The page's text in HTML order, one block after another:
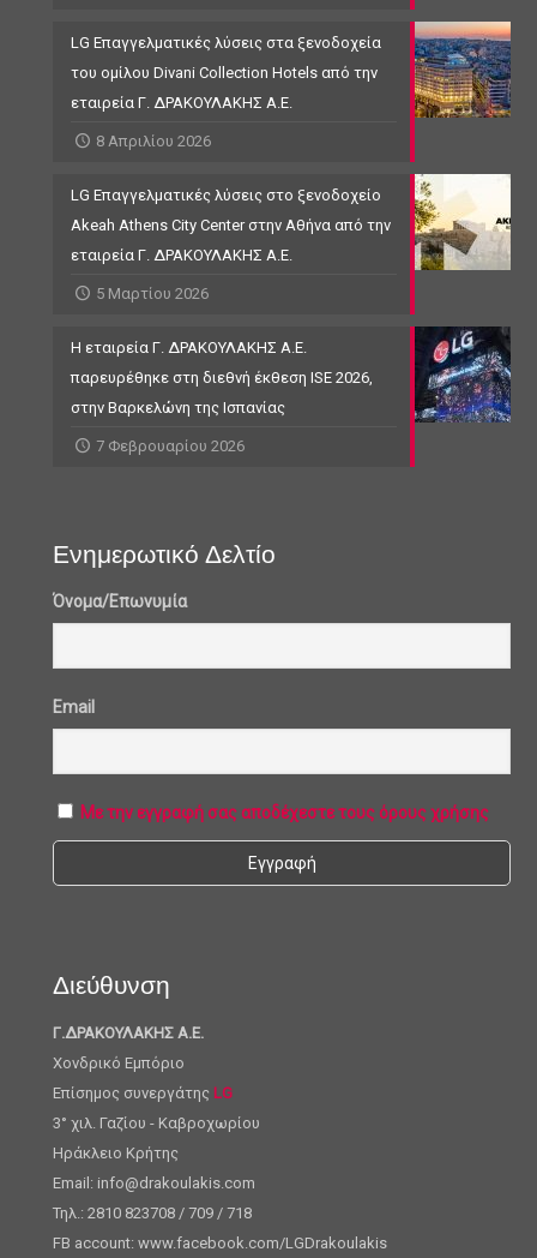
LG Επαγγελματικές λύσεις στα ξενοδοχεία
του ομίλου Divani Collection Hotels από την
εταιρεία Γ. ΔΡΑΚΟΥΛΑΚΗΣ Α.Ε.
8 Απριλίου 2026
LG Επαγγελματικές λύσεις στο ξενοδοχείο
Akeah Athens City Center στην Αθήνα από την
εταιρεία Γ. ΔΡΑΚΟΥΛΑΚΗΣ Α.Ε.
5 Μαρτίου 2026
Η εταιρεία Γ. ΔΡΑΚΟΥΛΑΚΗΣ Α.Ε.
παρευρέθηκε στη διεθνή έκθεση ISE 2026,
στην Βαρκελώνη της Ισπανίας
7 Φεβρουαρίου 2026
Ενημερωτικό Δελτίο
Όνομα/Επωνυμία
Email
Με την εγγραφή σας αποδέχεστε τους όρους χρήσης
Διεύθυνση
Γ.ΔΡΑΚΟΥΛΑΚΗΣ Α.Ε.
Χονδρικό Εμπόριο
Επίσημος συνεργάτης LG
3° χιλ. Γαζίου - Καβροχωρίου
Ηράκλειο Κρήτης
Email: info@drakoulakis.com
Τηλ.: 2810 823708 / 709 / 718
FB account: www.facebook.com/LGDrakoulakis